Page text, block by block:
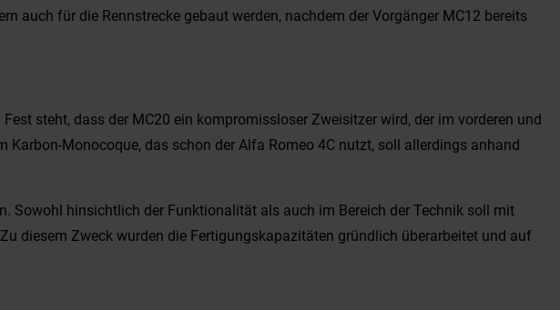
auch für die Rennstrecke gebaut werden, nachdem der Vorgänger MC12 bereits
steht, dass der MC20 ein kompromissloser Zweisitzer wird, der im vorderen und
Monocoque, das schon der Alfa Romeo 4C nutzt, soll allerdings anhand
Sowohl hinsichtlich der Funktionalität als auch im Bereich der Technik soll mit
diesem Zweck wurden die Fertigungskapazitäten gründlich überarbeitet und auf